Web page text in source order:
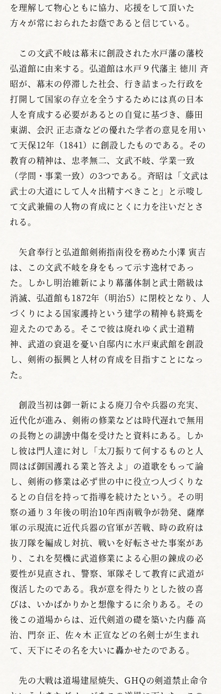
を理解して物心ともに協力、応援をして頂いた
方々が常におられたお蔭であると信じている。
この文武不岐は幕末に創設された水戸藩の藩校
弘道館に由来する。弘道館は水戸９代藩主 徳川 斉
昭が、幕末の停滞した社会、行き詰まった行政を
打開して国家の存立を全うするためには真の日本
人を育成する必要があるとの自覚に基づき、藤田
東湖、会沢 正志斎などの優れた学者の意見を用い
て天保12年（1841）に創設したものである。その
教育の精神は、忠孝無二、文武不岐、学業一致
（学問・事業一致）の3つである。斉昭は「文武は
武士の大道にして人々出精すべきこと」と示唆し
て文武兼備の人物の育成にとくに力を注いだとさ
れる。
矢倉奉行と弘道館剣術指南役を務めた小澤 寅吉
は、この文武不岐を身をもって示す逸材であっ
た。しかし明治維新により幕藩体制と武士階級は
消滅、弘道館も1872年（明治5）に閉校となり、人
づくりによる国家護持という建学の精神も終焉を
迎えたのである。そこで彼は廃れゆく武士道精
神、武道の衰退を憂い自邸内に水戸東武館を創設
し、剣術の振興と人材の育成を目指すことになっ
た。
創設当初は御一新による廃刀令や兵器の充実、
近代化が進み、剣術の修業などは時代遅れで無用
の長物との誹謗中傷を受けたと資料にある。しか
し彼は門人達に対し「太刀振りて何するものと人
問はば御国護れる業と答えよ」の道歌をもって論
し、剣術の修業は必ず世の中に役立つ人づくりな
るとの自信を持って指導を続けたという。その明
察の通り３年後の明治10年西南戦争が勃発、薩摩
軍の示現流に近代兵器の官軍が苦戦、時の政府は
抜刀隊を編成し対抗、戦いを好転させた事案があ
り、これを契機に武道修業による心胆の錬成の必
要性が見直され、警察、軍隊そして教育に武道が
復活したのである。我が意を得たりとした彼の喜
びは、いかばかりかと想像するに余りある。その
後この道場からは、近代剣道の礎を築いた内藤 高
治、門奈 正、佐々木 正宣などの名剣士が生まれ
て、天下にその名を大いに轟かせたのである。
先の大戦は道場建屋焼失、GHQの剣道禁止命令